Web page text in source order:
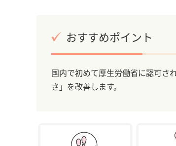
おすすめポイント
国内で初めて厚生労働省に認可さ
さ」を改善します。